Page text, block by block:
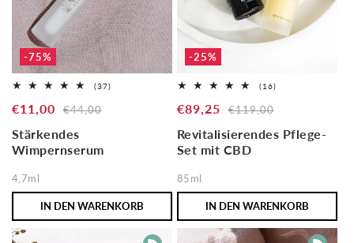
-75%
(37)37
Verkaufspreis
€11,00 Normaler
Preis
€44,00
Stärkendes
Wimpernserum
4,7ml
IN DEN WARENKORB
-25%
(16)16
Verkaufspreis
€89,25 Normaler
Preis
€119,00
Revitalisierendes Pflege-
Set mit CBD
85ml
IN DEN WARENKORB